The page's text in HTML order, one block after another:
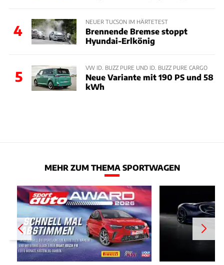
4
NEUER TUCSON IM HÄRTETEST
Brennende Bremse stoppt
Hyundai-Erlkönig
5
VW ID. BUZZ PURE UND ID. BUZZ PURE CARGO
Neue Variante mit 190 PS und 58
kWh
MEHR ZUM THEMA SPORTWAGEN